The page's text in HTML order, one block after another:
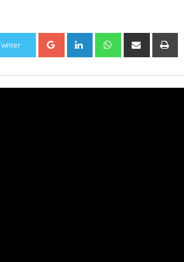
Google+ LinkedIn WhatsappShare